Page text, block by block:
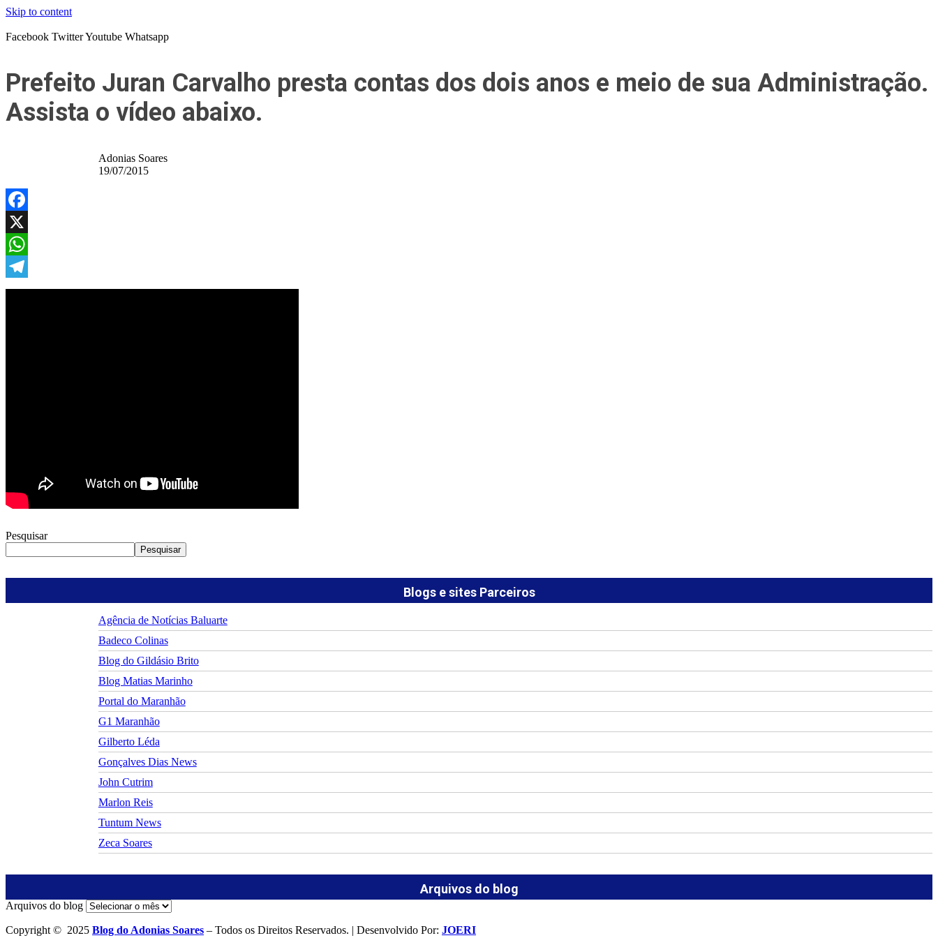
Skip to content
Facebook TwitterYoutube Whatsapp
Prefeito Juran Carvalho presta contas dos dois anos e meio de sua Administração.
Assista o vídeo abaixo.
Adonias Soares
19/07/2015
Facebook
X
WhatsApp
Telegram
Pesquisar
Pesquisar
Blogs e sites Parceiros
Agência de Notícias Baluarte
Badeco Colinas
Blog do Gildásio Brito
Blog Matias Marinho
Portal do Maranhão
G1 Maranhão
Gilberto Léda
Gonçalves Dias News
John Cutrim
Marlon Reis
Tuntum News
Zeca Soares
Arquivos do blog
Arquivos do blog
Copyright © 2025 Blog do Adonias Soares – Todos os Direitos Reservados. | Desenvolvido Por: JOERI